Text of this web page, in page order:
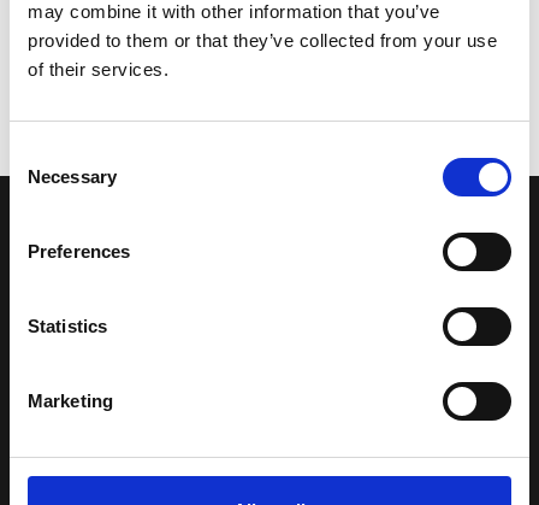
may combine it with other information that you’ve
provided to them or that they’ve collected from your use
of their services.
Selection
Necessary
Preferences
Statistics
Marketing
Una comunità di appassionati della cultura tibetana che hanno
avuto modo di viaggiare e conoscere questa meravigliosa regione.
paesaggi e la sua gente è capace di riempire il cuore.
Attraverso i nostri contributi cercheremo agevolare la conoscenza